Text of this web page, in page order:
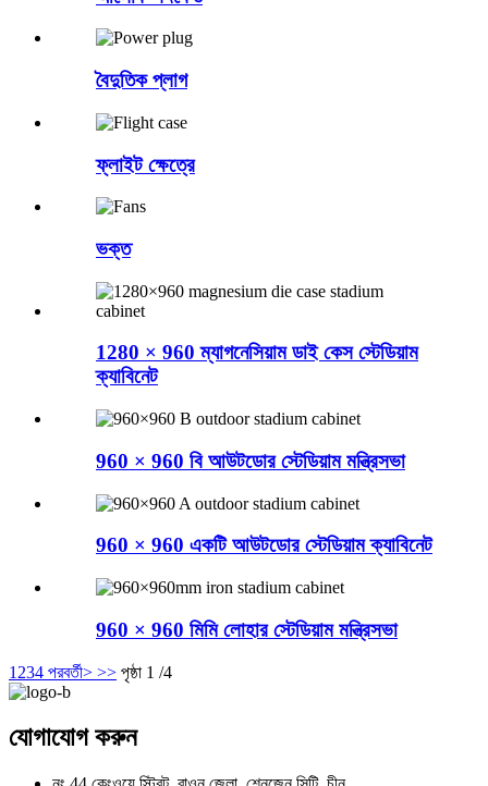
বৈদুতিক প্লাগ
ফ্লাইট ক্ষেত্রে
ভক্ত
1280 × 960 ম্যাগনেসিয়াম ডাই কেস স্টেডিয়াম
ক্যাবিনেট
960 × 960 বি আউটডোর স্টেডিয়াম মন্ত্রিসভা
960 × 960 একটি আউটডোর স্টেডিয়াম ক্যাবিনেট
960 × 960 মিমি লোহার স্টেডিয়াম মন্ত্রিসভা
1 234 পরবর্তী> >> পৃষ্ঠা 1 /4
যোগাযোগ করুন